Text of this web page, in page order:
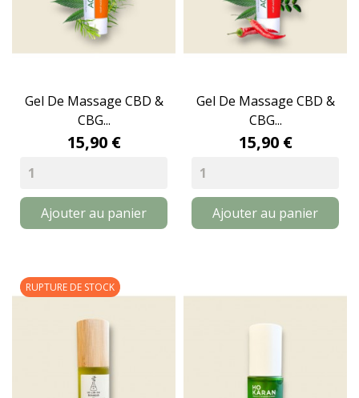
Gel De Massage CBD &
CBG...
15,90 €
Ajouter au panier
Gel De Massage CBD &
CBG...
15,90 €
Ajouter au panier
RUPTURE DE STOCK